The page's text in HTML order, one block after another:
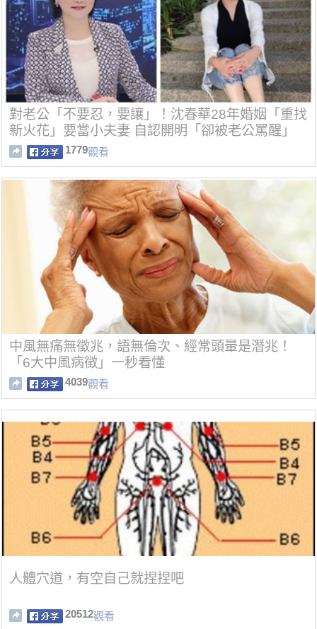
對老公「不要忍，要讓」！沈春華28年婚姻「重找
新火花」要當小夫妻 自認開明「卻被老公罵醒」
重學當媽媽1779觀看
中風無痛無徵兆，語無倫次、經常頭暈是潛兆！
「6大中風病徵」一秒看懂
4039觀看
人體穴道，有空自己就捏捏吧
20512觀看